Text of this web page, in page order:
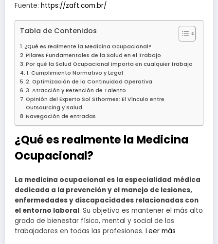
Fuente: https://zaft.com.br/
Tabla de Contenidos
¿Qué es realmente la Medicina Ocupacional?
Pilares Fundamentales de la Salud en el Trabajo
Por qué la Salud Ocupacional importa en cualquier trabajo
1. Cumplimiento Normativo y Legal
2. Optimización de la Continuidad Operativa
3. Atracción y Retención de Talento
Opinión del Experto Sol Sthormes: El Vínculo entre
Outsourcing y Salud
Navegación de entradas
¿Qué es realmente la Medicina
Ocupacional?
La medicina ocupacional es la especialidad médica
dedicada a la prevención y el manejo de lesiones,
enfermedades y discapacidades relacionadas con
el entorno laboral. Su objetivo es mantener el más alto
grado de bienestar físico, mental y social de los
trabajadores en todas las profesiones. Leer más